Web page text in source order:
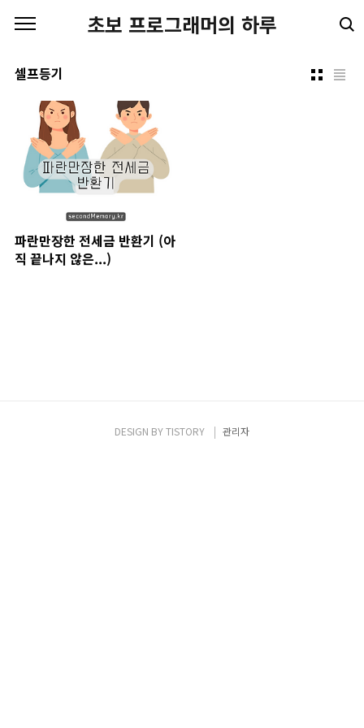
초보 프로그래머의 하루
셀프등기
파란만장한 전세금 반환기 (아
직 끝나지 않은...)
DESIGN BYTISTORY 관리자